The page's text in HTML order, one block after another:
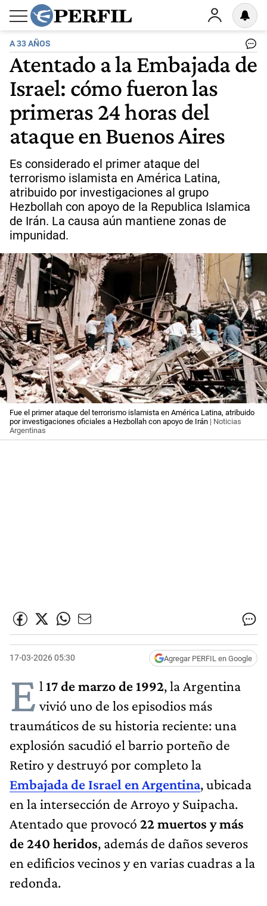
A 33 AÑOS
Atentado a la Embajada de
Israel: cómo fueron las
primeras 24 horas del
ataque en Buenos Aires
Es considerado el primer ataque del
terrorismo islamista en América Latina,
atribuido por investigaciones al grupo
Hezbollah con apoyo de la Republica Islamica
de Irán. La causa aún mantiene zonas de
impunidad.
Fue el primer ataque del terrorismo islamista en América Latina, atribuido
por investigaciones oficiales a Hezbollah con apoyo de Irán | Noticias
Argentinas
17-03-2026 05:30 Agregar PERFIL en Google
E l 17 de marzo de 1992, la Argentina
vivió uno de los episodios más
traumáticos de su historia reciente: una
explosión sacudió el barrio porteño de
Retiro y destruyó por completo la
Embajada de Israel en Argentina, ubicada
en la intersección de Arroyo y Suipacha.
Atentado que provocó 22 muertos y más
de 240 heridos, además de daños severos
en edificios vecinos y en varias cuadras a la
redonda.